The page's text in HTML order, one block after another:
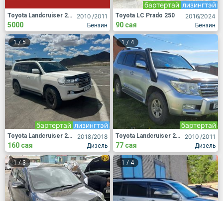
2010 /2011
Бензин
Toyota Landcruiser 200
5000
2016/2024
Бензин
лизингтэй
бартертай
Toyota LC Prado 250
90 сая
1/5
2018/2018
Дизель
лизингтэй
бартертай
Toyota Landcruiser 200
160 сая
1 / 4
2010 /2011
Дизель
бартертай
Toyota Landcruiser 200
77 сая
1/3 1 / 4